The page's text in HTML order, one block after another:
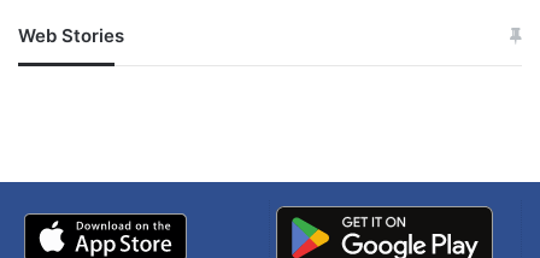
Web Stories
जम्मू-कश्मीर में बारिश से
अपडेट
खाई में धक्का… आरोपियों ने